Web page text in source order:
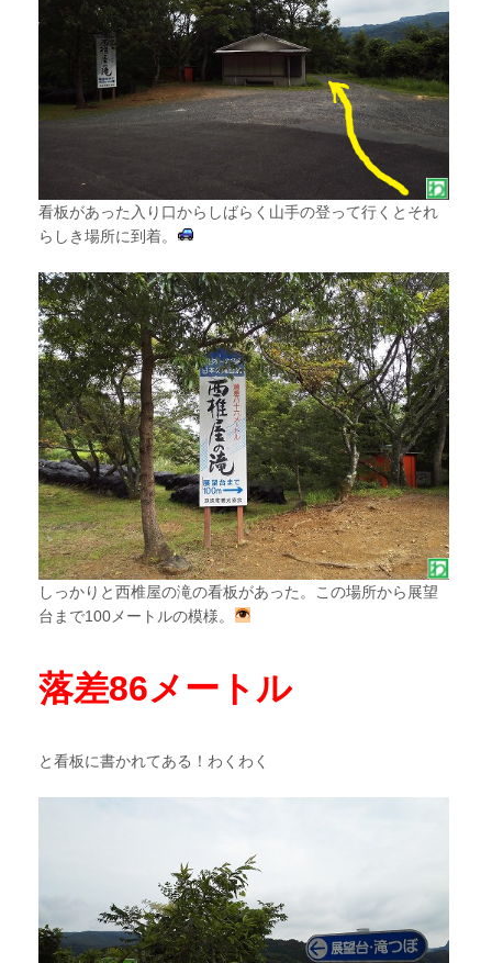
看板があった入り口からしばらく山手の登って行くとそれ
らしき場所に到着。
しっかりと西椎屋の滝の看板があった。この場所から展望
台まで100メートルの模様。
落差86メートル
と看板に書かれてある！わくわく